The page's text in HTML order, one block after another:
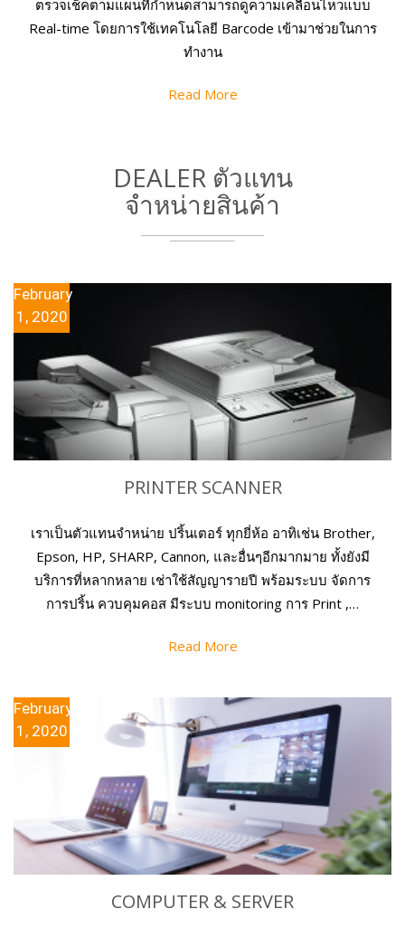
ตรวจเช็คตามแผนที่กำหนดสามารถดูความเคลื่อนไหวแบบ
Real-time โดยการใช้เทคโนโลยี Barcode เข้ามาช่วยในการ
ทำงาน
Read More
DEALER ตัวแทน
จําหน่ายสินค้า
February
1, 2020
PRINTER SCANNER
เราเป็นตัวแทนจำหน่าย ปริ้นเตอร์ ทุกยี่ห้อ อาทิเช่น Brother,
Epson, HP, SHARP, Cannon, และอื่นๆอีกมากมาย ทั้งยังมี
บริการที่หลากหลาย เช่าใช้สัญญารายปี พร้อมระบบ จัดการ
การปริ้น ควบคุมคอส มีระบบ monitoring การ Print ,…
Read More
February
1, 2020
COMPUTER & SERVER